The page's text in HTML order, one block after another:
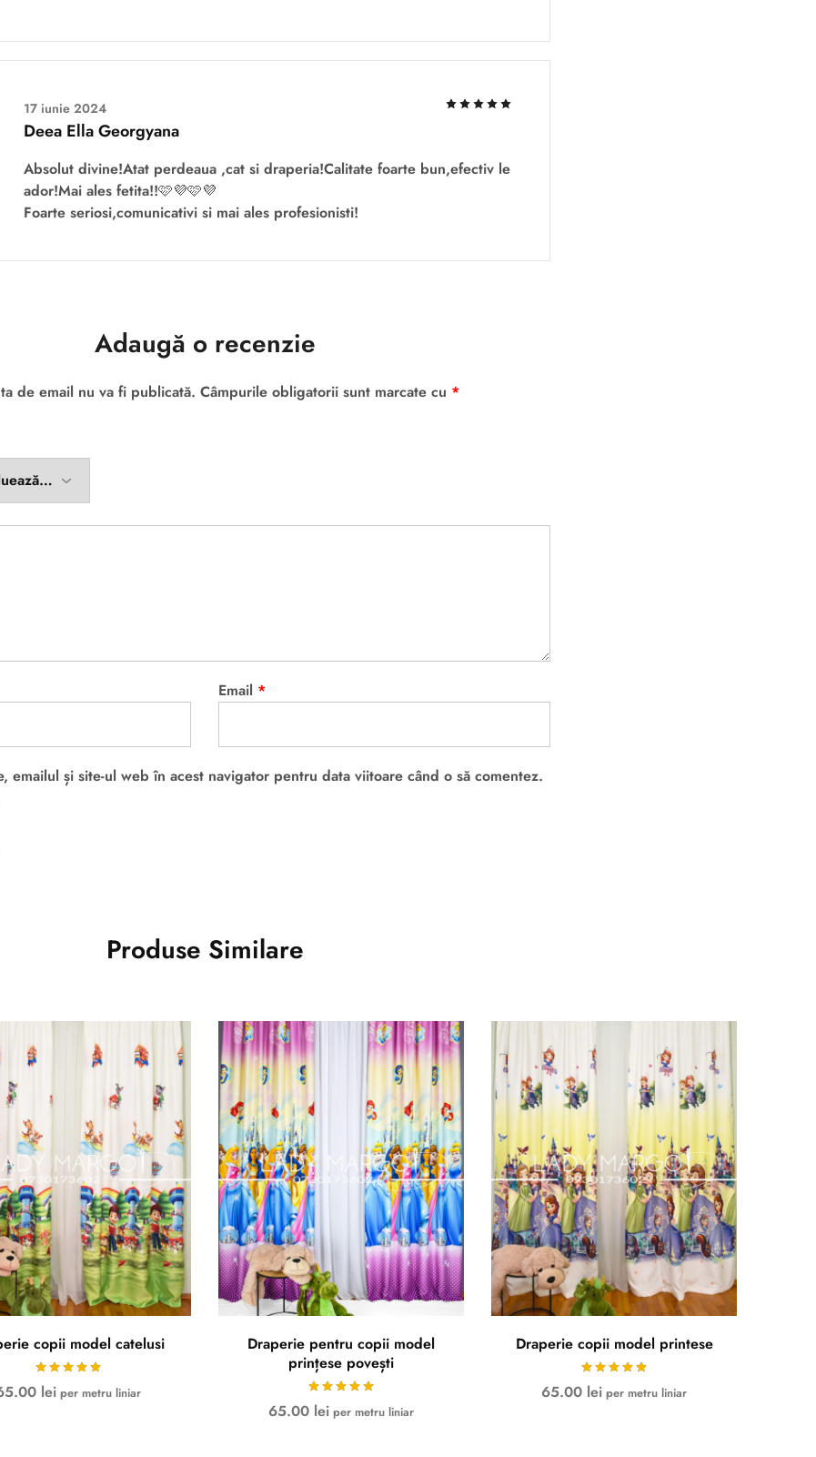
17 iunie 2024
Deea Ella Georgyana
Absolut divine!Atat perdeaua ,cat si draperia!Calitate foarte bun,efectiv le
ador!Mai ales fetita!!🩷💜🩷💜
Foarte seriosi,comunicativi si mai ales profesionisti!
Adaugă o recenzie
de email nu va fi publicată. Câmpurile obligatorii sunt marcate cu *
Email *
emailul și site-ul web în acest navigator pentru data viitoare când o să comentez.
Produse Similare
copii model catelusi
lei per metru liniar
Draperie pentru copii model
prințese povești
65.00 lei per metru liniar
Draperie copii model printese
65.00 lei per metru liniar